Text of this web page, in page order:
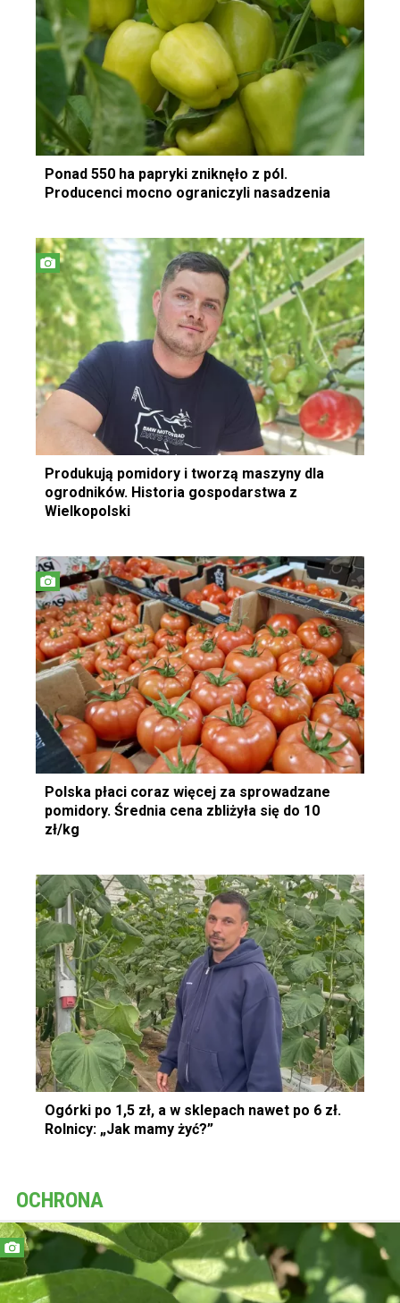
Ponad 550 ha papryki zniknęło z pól.
Producenci mocno ograniczyli nasadzenia
Produkują pomidory i tworzą maszyny dla
ogrodników. Historia gospodarstwa z
Wielkopolski
Polska płaci coraz więcej za sprowadzane
pomidory. Średnia cena zbliżyła się do 10
zł/kg
Ogórki po 1,5 zł, a w sklepach nawet po 6 zł.
Rolnicy: „Jak mamy żyć?”
OCHRONA